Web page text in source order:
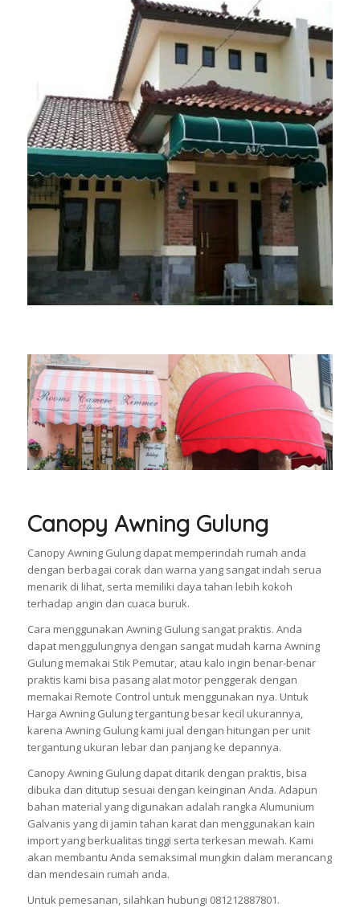
Canopy Awning Gulung
Canopy Awning Gulung dapat memperindah rumah anda
dengan berbagai corak dan warna yang sangat indah serua
menarik di lihat, serta memiliki daya tahan lebih kokoh
terhadap angin dan cuaca buruk.
Cara menggunakan Awning Gulung sangat praktis. Anda
dapat menggulungnya dengan sangat mudah karna Awning
Gulung memakai Stik Pemutar, atau kalo ingin benar-benar
praktis kami bisa pasang alat motor penggerak dengan
memakai Remote Control untuk menggunakan nya. Untuk
Harga Awning Gulung tergantung besar kecil ukurannya,
karena Awning Gulung kami jual dengan hitungan per unit
tergantung ukuran lebar dan panjang ke depannya.
Canopy Awning Gulung dapat ditarik dengan praktis, bisa
dibuka dan ditutup sesuai dengan keinginan Anda. Adapun
bahan material yang digunakan adalah rangka Alumunium
Galvanis yang di jamin tahan karat dan menggunakan kain
import yang berkualitas tinggi serta terkesan mewah. Kami
akan membantu Anda semaksimal mungkin dalam merancang
dan mendesain rumah anda.
Untuk pemesanan, silahkan hubungi 081212887801.